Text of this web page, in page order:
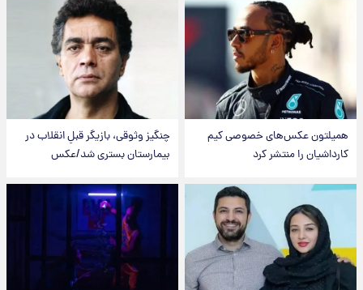
همیلتون عکس‌های خصوصی کیم‌
کارداشیان را منتشر کرد
چنگیز وثوقی، بازیگر قبلِ انقلاب در
بیمارستان بستری شد/عکس